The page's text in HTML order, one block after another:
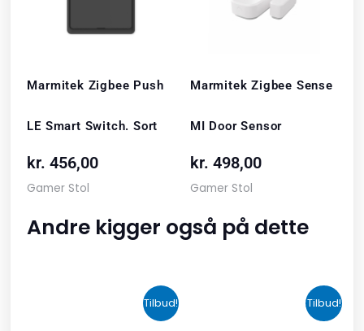
Marmitek Zigbee Push
LE Smart Switch. Sort
kr. 456,00
Gamer Stol
Marmitek Zigbee Sense
MI Door Sensor
kr. 498,00
Gamer Stol
Andre kigger også på dette
Tilbud!
oprindelige
Den
aktuelle
Tilbud!
oprindelige
aktuelle